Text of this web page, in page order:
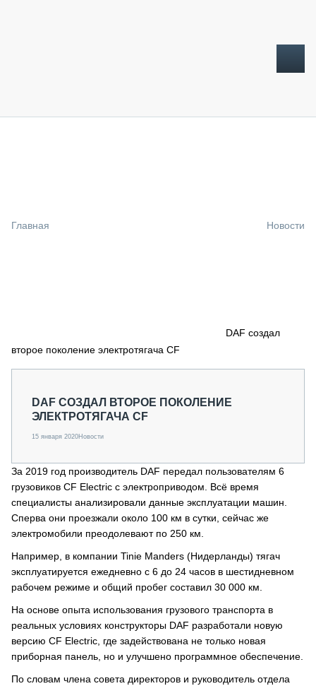
СПЕЦПРОЕКТЫ
О ПРОЕКТЕ
Главная Новости
DAF создал
второе поколение электротягача CF
DAF СОЗДАЛ ВТОРОЕ ПОКОЛЕНИЕ
ЭЛЕКТРОТЯГАЧА CF
15 января 2020Новости
За 2019 год производитель DAF передал пользователям 6
грузовиков CF Electric с электроприводом. Всё время
специалисты анализировали данные эксплуатации машин.
Сперва они проезжали около 100 км в сутки, сейчас же
электромобили преодолевают по 250 км.
Например, в компании Tinie Manders (Нидерланды) тягач
эксплуатируется ежедневно с 6 до 24 часов в шестидневном
рабочем режиме и общий пробег составил 30 000 км.
На основе опыта использования грузового транспорта в
реальных условиях конструкторы DAF разработали новую
версию CF Electric, где задействована не только новая
приборная панель, но и улучшено программное обеспечение.
По словам члена совета директоров и руководитель отдела